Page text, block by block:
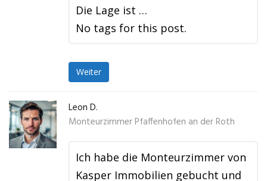
Die Lage ist …
No tags for this post.
Weiter
Leon D.
Monteurzimmer Pfaffenhofen an der Roth
Ich habe die Monteurzimmer von
Kasper Immobilien gebucht und